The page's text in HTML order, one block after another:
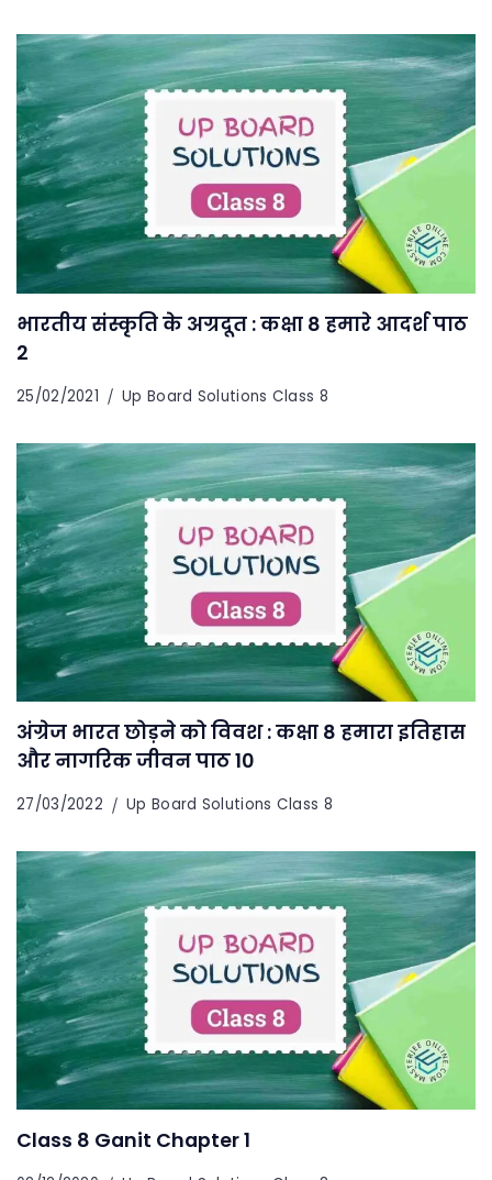
भारतीय संस्कृति के अग्रदूत : कक्षा 8 हमारे आदर्श पाठ
2
25/02/2021 Up Board Solutions Class 8
अंग्रेज भारत छोड़ने को विवश : कक्षा 8 हमारा इतिहास
और नागरिक जीवन पाठ 10
27/03/2022 Up Board Solutions Class 8
Class 8 Ganit Chapter 1